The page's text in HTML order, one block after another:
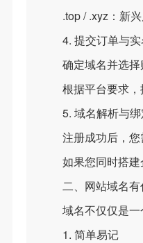
.top / .xyz：新兴
4. 提交订单与实
确定域名并选择
根据平台要求，
5. 域名解析与绑
注册成功后，您
如果您同时搭建
二、网站域名有
域名不仅仅是一
1. 简单易记